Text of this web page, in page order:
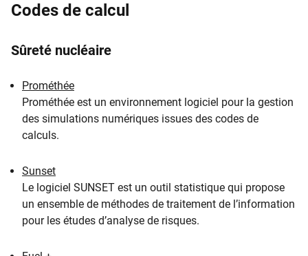
Codes de calcul
Sûreté nucléaire
Prométhée
Prométhée est un environnement logiciel pour la gestion
des simulations numériques issues des codes de
calculs.
Sunset
Le logiciel SUNSET est un outil statistique qui propose
un ensemble de méthodes de traitement de l’information
pour les études d’analyse de risques.